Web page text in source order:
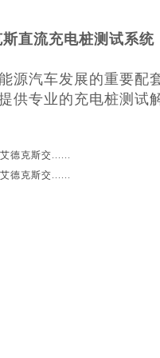
直流充电桩测试系统
源汽车发展的重要配
供专业的充电桩测试
德克斯交......
德克斯交......